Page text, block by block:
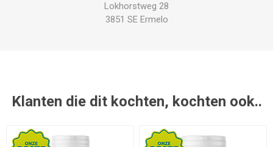
Lokhorstweg 28
3851 SE Ermelo
Klanten die dit kochten, kochten ook..